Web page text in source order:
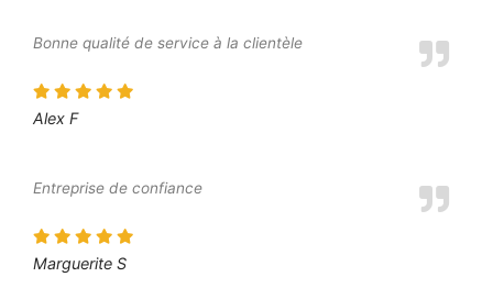
Bonne qualité de service à la clientèle
Alex F
Entreprise de confiance
Marguerite S